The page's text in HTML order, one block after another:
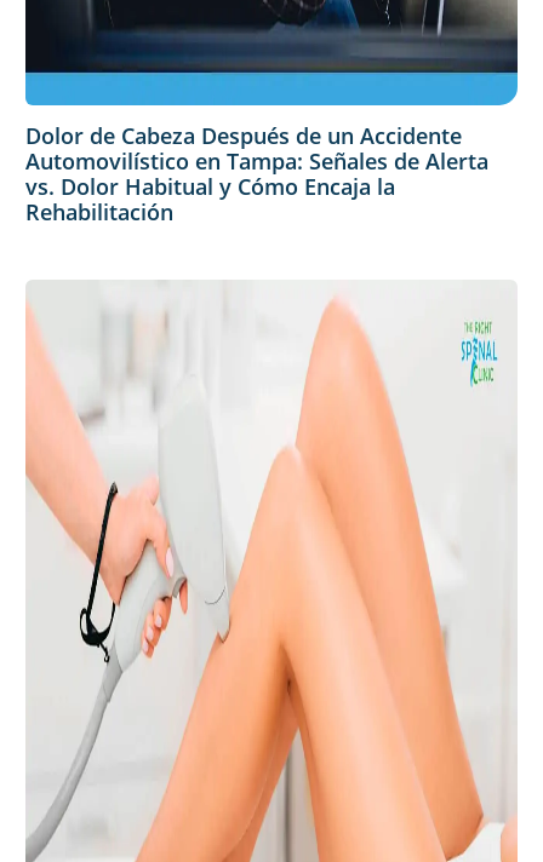
Dolor de Cabeza Después de un Accidente
Automovilístico en Tampa: Señales de Alerta
vs. Dolor Habitual y Cómo Encaja la
Rehabilitación